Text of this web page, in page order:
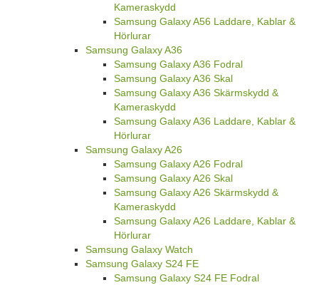
Kameraskydd
Samsung Galaxy A56 Laddare, Kablar &
Hörlurar
Samsung Galaxy A36
Samsung Galaxy A36 Fodral
Samsung Galaxy A36 Skal
Samsung Galaxy A36 Skärmskydd &
Kameraskydd
Samsung Galaxy A36 Laddare, Kablar &
Hörlurar
Samsung Galaxy A26
Samsung Galaxy A26 Fodral
Samsung Galaxy A26 Skal
Samsung Galaxy A26 Skärmskydd &
Kameraskydd
Samsung Galaxy A26 Laddare, Kablar &
Hörlurar
Samsung Galaxy Watch
Samsung Galaxy S24 FE
Samsung Galaxy S24 FE Fodral